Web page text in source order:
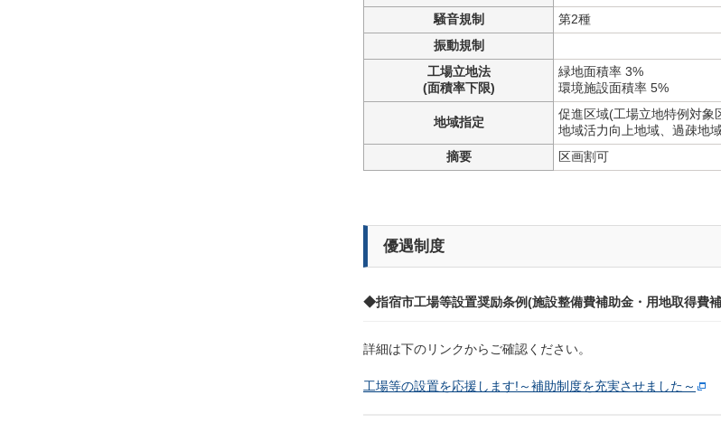
騒音規制
第2種
振動規制
工場立地法
(面積率下限)
緑地面積率 3%
環境施設面積率 5%
地域指定
促進区域(工場立地特例対象
地域活力向上地域、過疎地
摘要
区画割可
優遇制度
◆指宿市工場等設置奨励条例(施設整備費補助金・用地取得費
詳細は下のリンクからご確認ください。
工場等の設置を応援します!～補助制度を充実させました～